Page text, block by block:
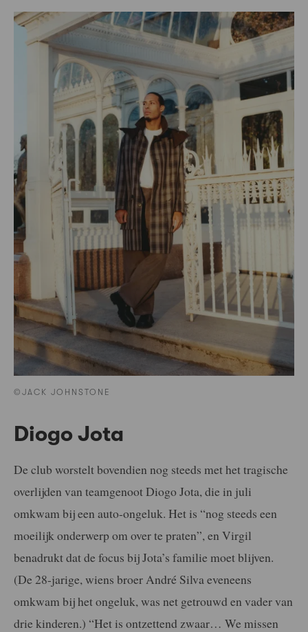
©JACK JOHNSTONE
Diogo Jota
De club worstelt bovendien nog steeds met het tragische
overlijden van teamgenoot Diogo Jota, die in juli
omkwam bij een auto-ongeluk. Het is “nog steeds een
moeilijk onderwerp om over te praten”, en Virgil
benadrukt dat de focus bij Jota’s familie moet blijven.
(De 28-jarige, wiens broer André Silva eveneens
omkwam bij het ongeluk, was net getrouwd en vader van
drie kinderen.) “Het is ontzettend zwaar… We missen